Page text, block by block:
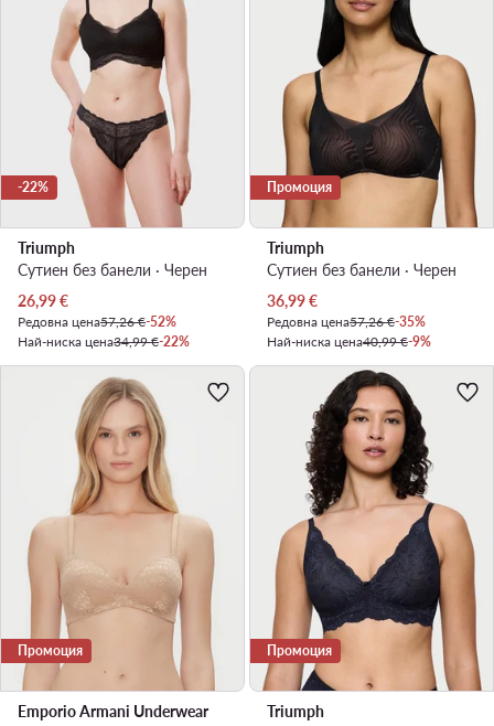
-22%
Triumph
Сутиен без банели · Черен
Актуална цена
26,99€
Редовна цена57,26 €-52%
Най-ниска цена34,99 €-22%
Промоция
Triumph
Сутиен без банели · Черен
Актуална цена
36,99€
Редовна цена57,26 €-35%
Най-ниска цена40,99 €-9%
Промоция
Emporio Armani Underwear
Промоция
Triumph